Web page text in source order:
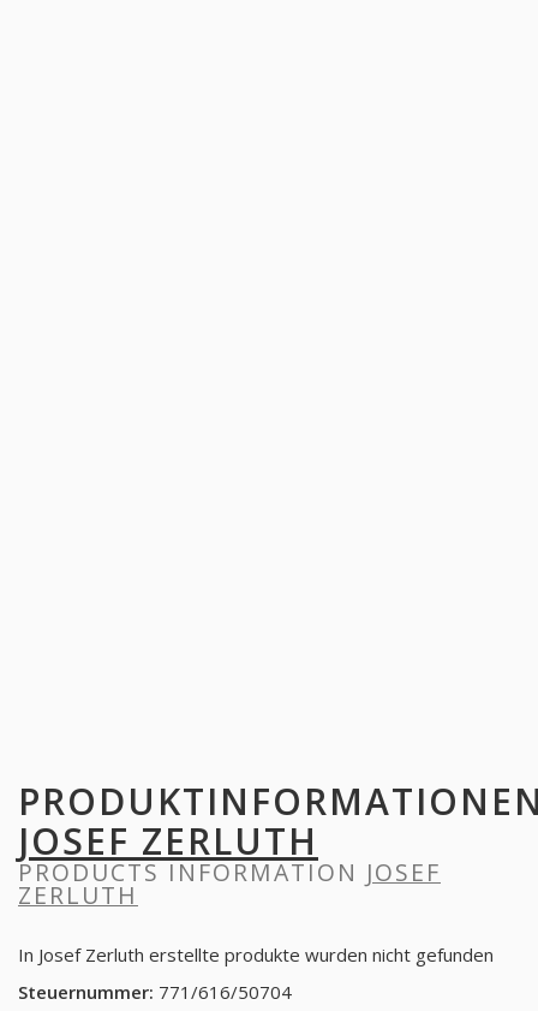
JOSEF ZERLUTH
PRODUCTS INFORMATION JOSEF
ZERLUTH
In Josef Zerluth erstellte produkte wurden nicht gefunden
Steuernummer: 771/616/50704